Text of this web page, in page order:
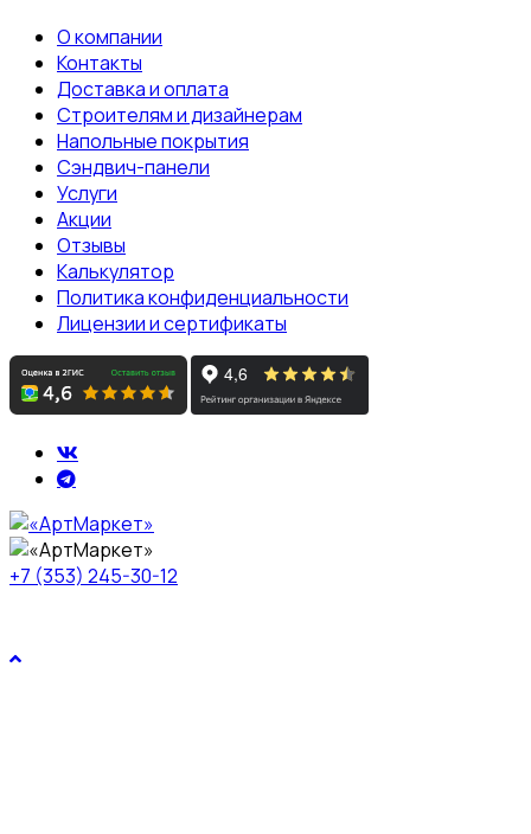
О компании
Контакты
Доставка и оплата
Строителям и дизайнерам
Напольные покрытия
Сэндвич-панели
Услуги
Акции
Отзывы
Калькулятор
Политика конфиденциальности
Лицензии и сертификаты
+7 (353) 245-30-12